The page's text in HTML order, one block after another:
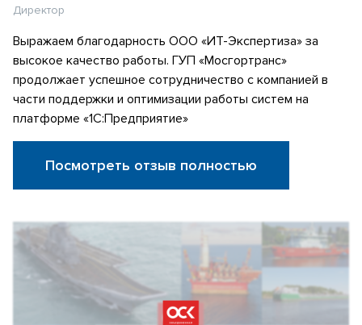
Директор
Выражаем благодарность ООО «ИТ-Экспертиза» за
высокое качество работы. ГУП «Мосгортранс»
продолжает успешное сотрудничество с компанией в
части поддержки и оптимизации работы систем на
платформе «1С:Предприятие»
Посмотреть отзыв полностью